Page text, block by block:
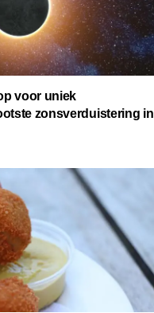
voor uniek
zonsverduistering in